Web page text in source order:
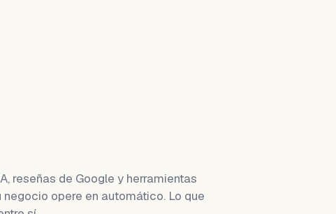
reseñas de Google y herramientas
opere en automático. Lo que